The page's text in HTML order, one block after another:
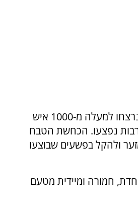
"מדובר במתקפת הטרור הקטלנית והאכזרית ביותר שבוצעה במהלכה נרצחו למעלה מ-1000 איש
מעל ל-240 איש ועוד מאות רבות נפצעו. הכחשת הטבח
ולהקל בפשעים שבוצעו
חמורה ומיידית מטעם